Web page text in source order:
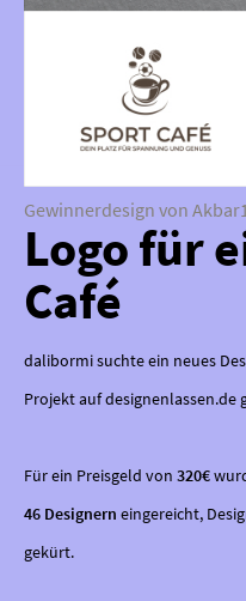
Gewinnerdesign von
Logo für
Café
dalibormi suchte ein neues
Projekt auf designenlassen.de
Für ein Preisgeld von 320€
46 Designern eingereicht,
gekürt.